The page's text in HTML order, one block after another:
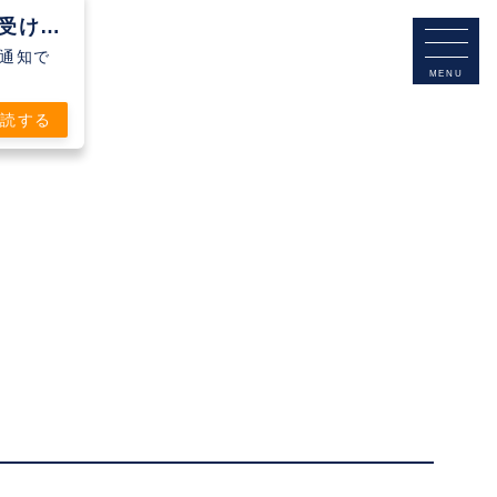
Clubteam Buddy Futsal Clubから通知を受け取る
知で
する